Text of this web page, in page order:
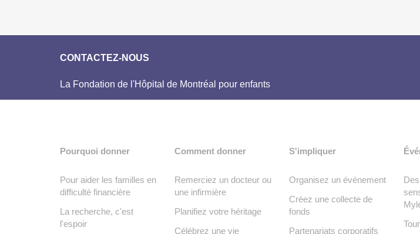
CONTACTEZ-NOUS
La Fondation de l'Hôpital de Montréal pour enfants
Pourquoi donner
Pour aider les familles en
difficulté financière
La recherche, c'est
l'espoir
Comment donner
Remerciez un docteur ou
une infirmière
Planifiez votre héritage
Célébrez une vie
S'impliquer
Organisez un événement
Créez une collecte de
fonds
Partenariats corporatifs